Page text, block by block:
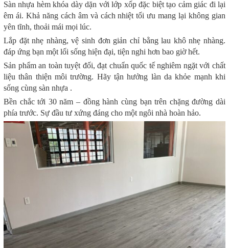
Sàn nhựa hèm khóa dày dặn với lớp xốp đặc biệt tạo cảm giác đi lại
êm ái. Khả năng cách âm và cách nhiệt tối ưu mang lại không gian
yên tĩnh, thoải mái mọi lúc.
Lắp đặt nhẹ nhàng, vệ sinh đơn giản chỉ bằng lau khô nhẹ nhàng.
đáp ứng bạn một lối sống hiện đại, tiện nghi hơn bao giờ hết.
Sản phẩm an toàn tuyệt đối, đạt chuẩn quốc tế nghiêm ngặt với chất
liệu thân thiện môi trường. Hãy tận hưởng làn da khỏe mạnh khi
sống cùng sàn nhựa .
Bền chắc tới 30 năm – đồng hành cùng bạn trên chặng đường dài
phía trước. Sự đầu tư xứng đáng cho một ngôi nhà hoàn hảo.